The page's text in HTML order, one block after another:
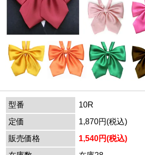
型番
10R
定価
1,870円(税込)
販売価格
1,540円(税込)